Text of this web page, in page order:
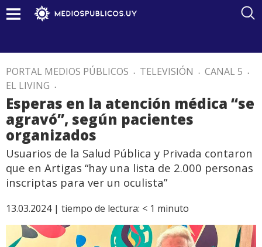
PORTAL MEDIOS PÚBLICOS . TELEVISIÓN . CANAL 5 .
EL LIVING .
Esperas en la atención médica “se
agravó”, según pacientes
organizados
Usuarios de la Salud Pública y Privada contaron
que en Artigas “hay una lista de 2.000 personas
inscriptas para ver un oculista”
13.03.2024 | tiempo de lectura: < 1 minuto